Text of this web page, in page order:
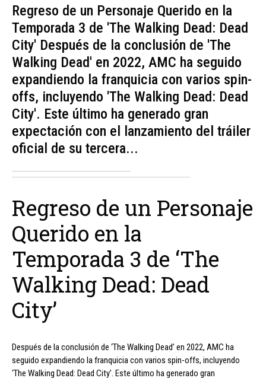
Regreso de un Personaje Querido en la
Temporada 3 de 'The Walking Dead: Dead
City' Después de la conclusión de 'The
Walking Dead' en 2022, AMC ha seguido
expandiendo la franquicia con varios spin-
offs, incluyendo 'The Walking Dead: Dead
City'. Este último ha generado gran
expectación con el lanzamiento del tráiler
oficial de su tercera...
Regreso de un Personaje
Querido en la
Temporada 3 de ‘The
Walking Dead: Dead
City’
Después de la conclusión de ‘The Walking Dead’ en 2022, AMC ha
seguido expandiendo la franquicia con varios spin-offs, incluyendo
‘The Walking Dead: Dead City’. Este último ha generado gran